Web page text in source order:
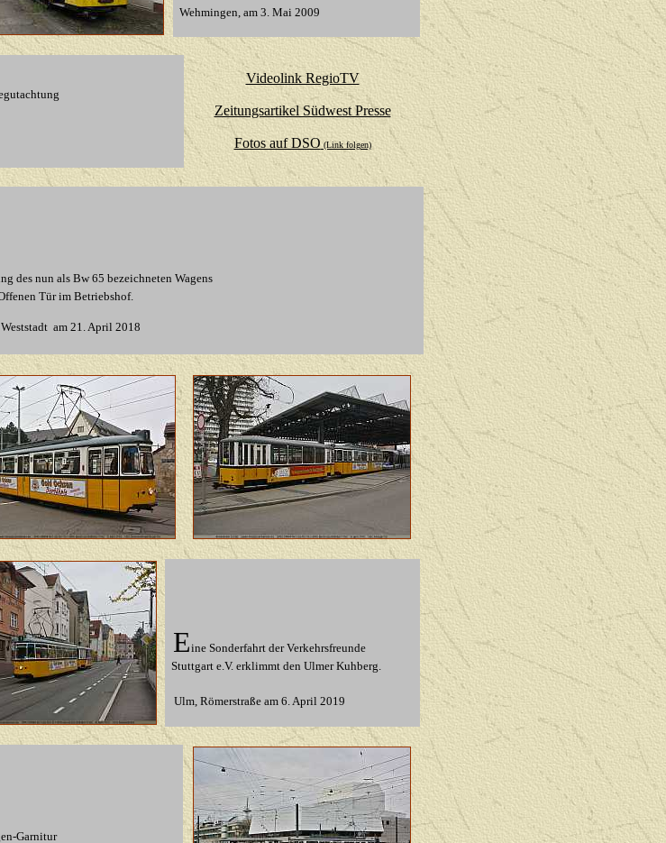
Wehmingen, am 3. Mai 2009
Videolink RegioTV
Zeitungsartikel Südwest Presse
Fotos auf DSO (Link folgen)
des nun als Bw 65 bezeichneten Wagens
Tür im Betriebshof.
am 21. April 2018
Eine Sonderfahrt der Verkehrsfreunde
Stuttgart e.V. erklimmt den Ulmer Kuhberg.
Ulm, Römerstraße am 6. April 2019
Garnitur